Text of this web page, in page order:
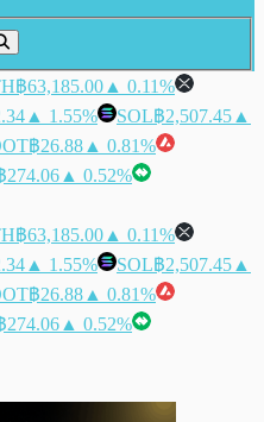
฿63,185.00 ▲ 0.11%
▲ 1.55% SOL฿2,507.45 ▲
฿26.88 ▲ 0.81%
274.06 ▲ 0.52%
฿63,185.00 ▲ 0.11%
▲ 1.55% SOL฿2,507.45 ▲
฿26.88 ▲ 0.81%
274.06 ▲ 0.52%